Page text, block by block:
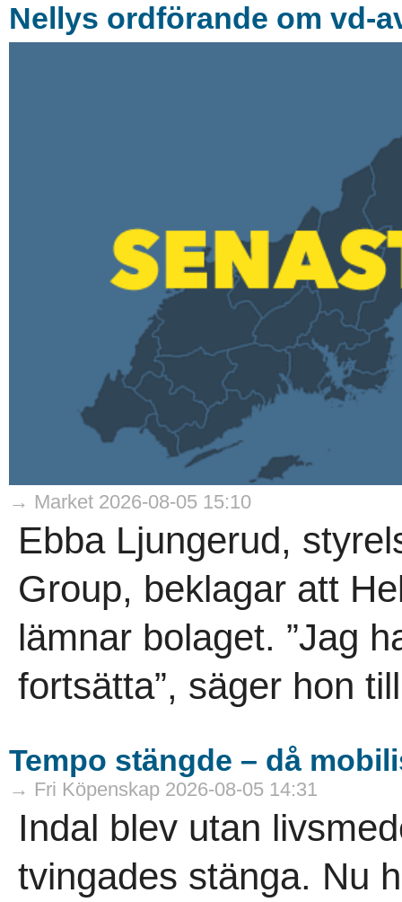
Nellys ordförande om vd-
→ Market 2026-08-05 15:10
Ebba Ljungerud,
Group, beklagar att
lämnar bolaget. ”Jag
fortsätta”, säger hon
Tempo stängde – då
→ Fri Köpenskap 2026-08-05 14:31
Indal blev utan
tvingades stänga. Nu